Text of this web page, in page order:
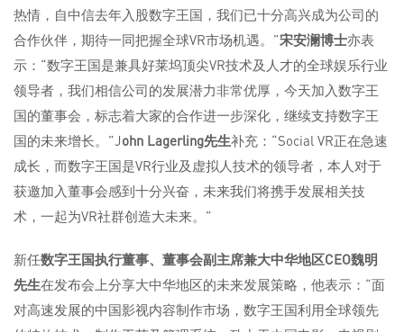
热情，自中信去年入股数字王国，我们已十分高兴成为公司的
合作伙伴，期待一同把握全球VR市场机遇。”宋安澜博士亦表
示：“数字王国是兼具好莱坞顶尖VR技术及人才的全球娱乐行业
领导者，我们相信公司的发展潜力非常优厚，今天加入数字王
国的董事会，标志着大家的合作进一步深化，继续支持数字王
国的未来增长。”John Lagerling先生补充：“Social VR正在急速
成长，而数字王国是VR行业及虚拟人技术的领导者，本人对于
获邀加入董事会感到十分兴奋，未来我们将携手发展相关技
术，一起为VR社群创造大未来。”
新任数字王国执行董事、董事会副主席兼大中华地区CEO魏明
先生在发布会上分享大中华地区的未来发展策略，他表示：“面
对高速发展的中国影视内容制作市场，数字王国利用全球领先